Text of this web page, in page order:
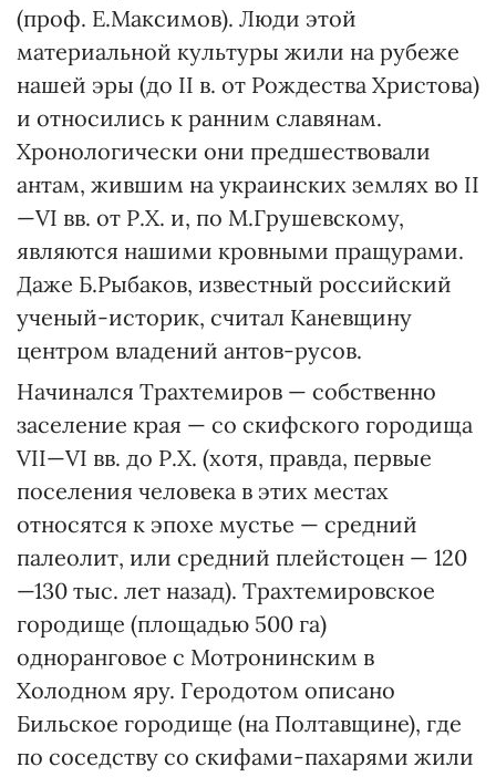
(проф. Е.Максимов). Люди этой
материальной культуры жили на рубеже
нашей эры (до ІІ в. от Рождества Христова)
и относились к ранним славянам.
Хронологически они предшествовали
антам, жившим на украинских землях во ІІ
—VІ вв. от Р.Х. и, по М.Грушевскому,
являются нашими кровными пращурами.
Даже Б.Рыбаков, известный российский
ученый-историк, считал Каневщину
центром владений антов-русов.
Начинался Трахтемиров — собственно
заселение края — со скифского городища
VІІ—VI вв. до Р.Х. (хотя, правда, первые
поселения человека в этих местах
относятся к эпохе мустье — средний
палеолит, или средний плейстоцен — 120
—130 тыс. лет назад). Трахтемировское
городище (площадью 500 га)
одноранговое с Мотронинским в
Холодном яру. Геродотом описано
Бильское городище (на Полтавщине), где
по соседству со скифами-пахарями жили